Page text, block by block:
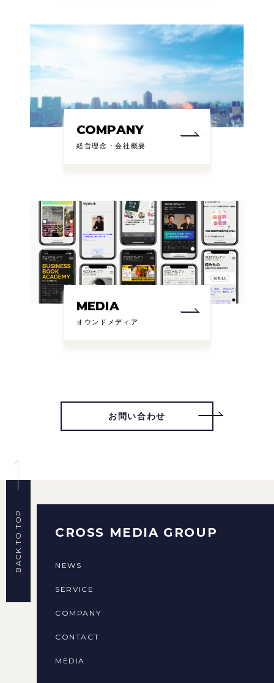
COMPANY
経営理念・会社概要
MEDIA
オウンドメディア
お問い合わせ
BACK TO TOP CROSS MEDIA GROUP
NEWS
SERVICE
COMPANY
CONTACT
MEDIA